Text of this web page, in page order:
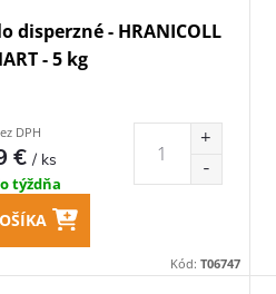
disperzné - HRANICOLL
- 5 kg
DPH
€/ ks
týždňa
Kód: T06747